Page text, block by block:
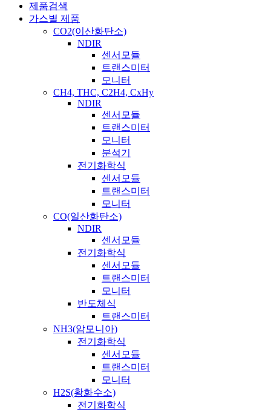
제품검색
가스별 제품
CO2(이산화탄소)
NDIR
센서모듈
트랜스미터
모니터
CH4, THC, C2H4, CxHy
NDIR
센서모듈
트랜스미터
모니터
분석기
전기화학식
센서모듈
트랜스미터
모니터
CO(일산화탄소)
NDIR
센서모듈
전기화학식
센서모듈
트랜스미터
모니터
반도체식
트랜스미터
NH3(암모니아)
전기화학식
센서모듈
트랜스미터
모니터
H2S(황화수소)
전기화학식